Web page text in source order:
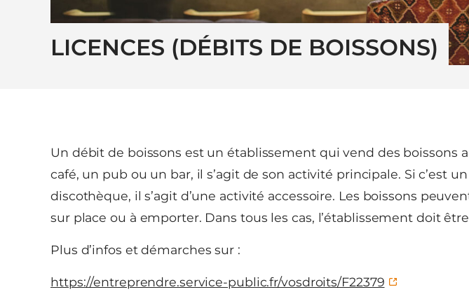
LICENCES (DÉBITS DE BOISSONS)
Un débit de boissons est un établissement qui vend des boissons
café, un pub ou un bar, il s’agit de son activité principale. Si c’est
discothèque, il s’agit d’une activité accessoire. Les boissons
sur place ou à emporter. Dans tous les cas, l’établissement doit
Plus d’infos et démarches sur :
https://entreprendre.service-public.fr/vosdroits/F22379